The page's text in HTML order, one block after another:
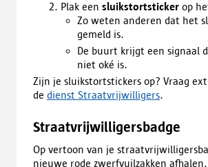
Plak een sluikstortsticker op
Zo weten anderen dat het
gemeld is.
De buurt krijgt een signaal
niet oké is.
Zijn je sluikstortstickers op? Vraag
de dienst Straatvrijwilligers.
Straatvrijwilligersbadge
Op vertoon van je
nieuwe rode zwerfvuilzakken afhalen.